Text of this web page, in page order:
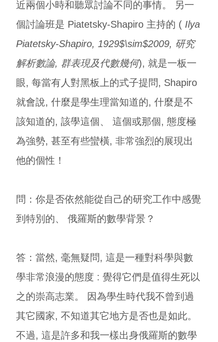
近兩個小時和聽眾討論不同的事情。 另一
個討論班是 Piatetsky-Shapiro 主持的 ( Ilya
Piatetsky-Shapiro, 1929$\sim$2009, 研究
解析數論, 群表現及代數幾何), 就是一板一
眼, 每當有人對黑板上的式子提問, Shapiro
就會說, 什麼是學生理當知道的, 什麼是不
該知道的, 該學這個、 這個或那個, 態度極
為強勢, 甚至有些蠻橫, 非常強烈的展現出
他的個性！
問：你是否依然能從自己的研究工作中感覺
到特別的、 俄羅斯的數學背景？
答：當然, 毫無疑問, 這是一種對科學與數
學非常浪漫的態度 : 覺得它們是值得生死以
之的崇高志業。 因為學生時代我不曾到過
其它國家, 不知道其它地方是否也是如此。
不過, 這是許多和我一樣出身俄羅斯的數學